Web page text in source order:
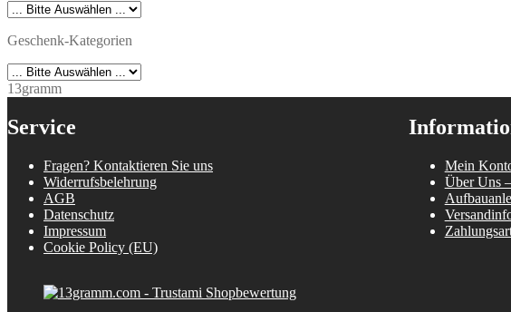
Geschenk-Kategorien
13gramm
Service
Fragen? Kontaktieren Sie uns
Widerrufsbelehrung
AGB
Datenschutz
Impressum
Cookie Policy (EU)
Mein
Über Uns